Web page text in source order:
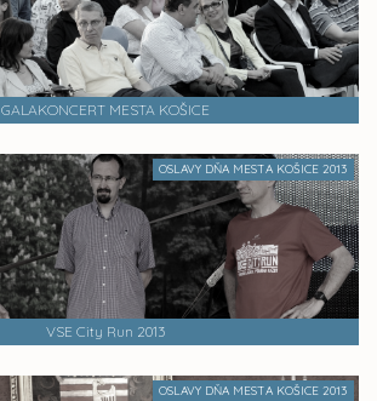
GALAKONCERT MESTA KOŠICE
OSLAVY DŇA MESTA KOŠICE 2013
VSE City Run 2013
OSLAVY DŇA MESTA KOŠICE 2013